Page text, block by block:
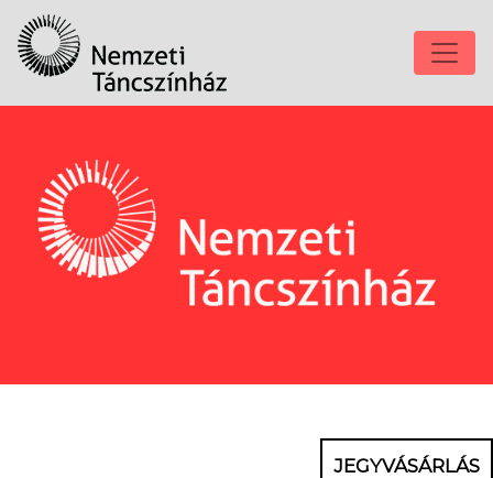
JEGYVÁSÁRLÁS